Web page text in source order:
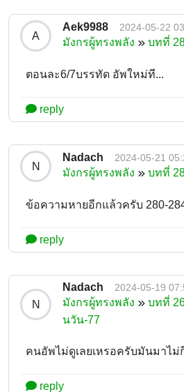
A
Aek9988 2024-05-22
มังกรผู้ทรงพลัง บทที่
ตอนละ6/7บรรทัด อัพใหม่ที...
reply
N
Nadach 2024-05-21
มังกรผู้ทรงพลัง บทที่
ข้อความหายอีกแล้วครับ 280-
reply
N
Nadach 2024-05-19
มังกรผู้ทรงพลัง
บทที่
นวัน-77
คนอัพไม่ดูเลยเหรอครับมันมาไม่
reply